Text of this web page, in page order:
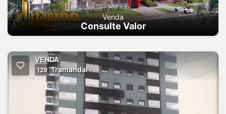
Venda
Consulte Valor
VENDA
129 Tramandai